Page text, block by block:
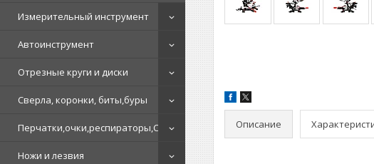
Измерительный инструмент
Автоинструмент
Отрезные круги и диски
Сверла, коронки, биты,буры
Перчатки,очки,респираторы,СИЗ
Ножи и лезвия
Описание